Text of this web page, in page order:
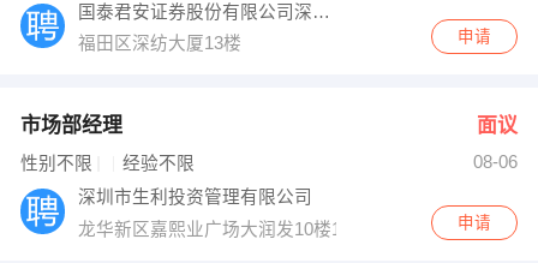
其他职位
国泰君安证券股份有限公司深圳证券营业部
福田区深纺大厦13楼
申请
市场部经理 面议
性别不限 经验不限
08-06
深圳市生利投资管理有限公司
龙华新区嘉熙业广场大润发10楼1028
申请